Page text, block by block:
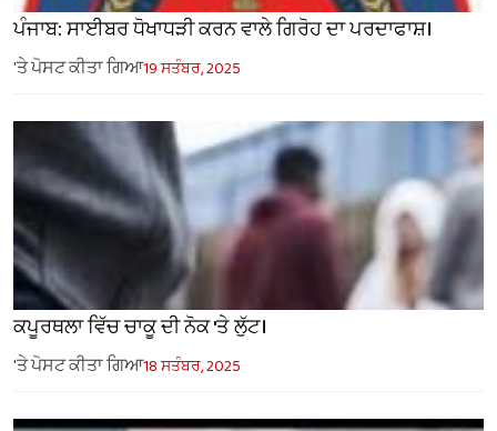
ਪੰਜਾਬ: ਸਾਈਬਰ ਧੋਖਾਧੜੀ ਕਰਨ ਵਾਲੇ ਗਿਰੋਹ ਦਾ ਪਰਦਾਫਾਸ਼।
'ਤੇ ਪੋਸਟ ਕੀਤਾ ਗਿਆ19 ਸਤੰਬਰ, 2025
ਕਪੂਰਥਲਾ ਵਿੱਚ ਚਾਕੂ ਦੀ ਨੋਕ 'ਤੇ ਲੁੱਟ।
'ਤੇ ਪੋਸਟ ਕੀਤਾ ਗਿਆ18 ਸਤੰਬਰ, 2025